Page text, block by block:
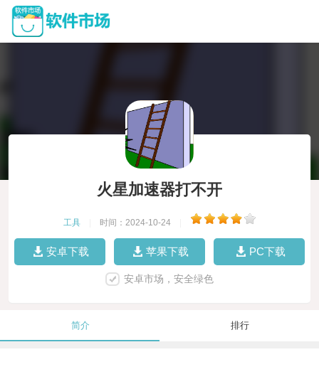
火星加速器打不开
工具 时间：2024-10-24
安卓下载 苹果下载 PC下载
安卓市场，安全绿色
简介 排行